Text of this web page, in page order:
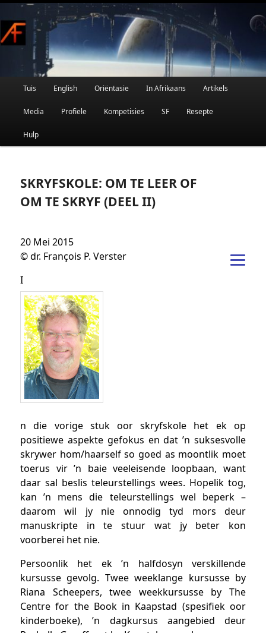
Skip
to
primary
content
Afrikaanse Wetenskapfiksie en Fantasie
Main
Tuis English Oriëntasie In Afrikaans Artikels
Media Profiele Kompetisies SF Resepte
Hulp
SKRYFSKOLE: OM TE LEER OF
OM TE SKRYF (DEEL II)
20 Mei 2015
© dr. François P. Verster
I
n die vorige stuk oor skryfskole het ek op
positiewe aspekte gefokus en dat ’n suksesvolle
skrywer hom/haarself so goed as moontlik moet
toerus vir ’n baie veeleisende loopbaan, want
daar sal beslis teleurstellings wees. Hopelik tog,
kan ’n mens die teleurstellings wel beperk –
daarom wil jy nie onnodig tyd mors deur
manuskripte in te stuur wat jy beter kon
voorberei het nie.
Persoonlik het ek ’n halfdosyn verskillende
kursusse gevolg. Twee weeklange kursusse by
Riana Scheepers, twee weekkursusse by The
Centre for the Book in Kaapstad (spesifiek oor
kinderboeke), ’n dagkursus aangebied deur